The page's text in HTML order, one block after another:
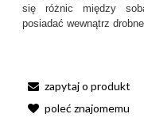
się różnic między
posiadać wewnątrz
zapytaj o produkt
poleć znajomemu